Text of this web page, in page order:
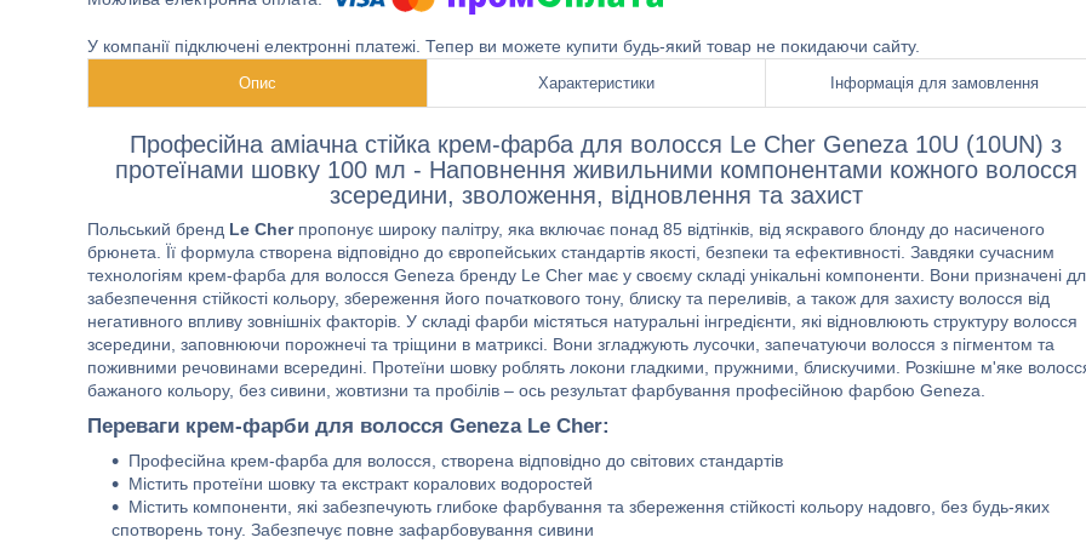
У компанії підключені електронні платежі. Тепер ви можете купити будь-який товар не покидаючи сайту.
Опис Характеристики Інформація для замовлення
Професійна аміачна стійка крем-фарба для волосся Le Cher Geneza 10U (10UN) з
протеїнами шовку 100 мл - Наповнення живильними компонентами кожного волосся
зсередини, зволоження, відновлення та захист
Польський бренд Le Cherпропонує широку палітру, яка включає понад 85 відтінків, від яскравого блонду до насиченого
брюнета. Її формула створена відповідно до європейських стандартів якості, безпеки та ефективності. Завдяки сучасним
технологіям крем-фарба для волосся Geneza бренду Le Cher має у своєму складі унікальні компоненти. Вони призначені
забезпечення стійкості кольору, збереження його початкового тону, блиску та переливів, а також для захисту волосся від
негативного впливу зовнішніх факторів. У складі фарби містяться натуральні інгредієнти, які відновлюють структуру волосся
зсередини, заповнюючи порожнечі та тріщини в матриксі. Вони згладжують лусочки, запечатуючи волосся з пігментом та
поживними речовинами всередині. Протеїни шовку роблять локони гладкими, пружними, блискучими. Розкішне м'яке
бажаного кольору, без сивини, жовтизни та пробілів – ось результат фарбування професійною фарбою Genezа.
Переваги крем-фарби для волосся Geneza Le Cher:
Професійна крем-фарба для волосся, створена відповідно до світових стандартів
Містить протеїни шовку та екстракт коралових водоростей
Містить компоненти, які забезпечують глибоке фарбування та збереження стійкості кольору надовго, без будь-яких
спотворень тону. Забезпечує повне зафарбовування сивини